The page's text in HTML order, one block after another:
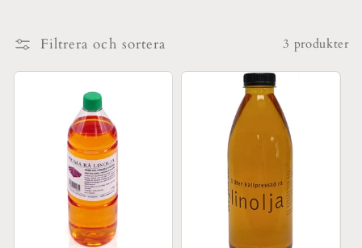
o
d
Filtrera och sortera 3 produkter